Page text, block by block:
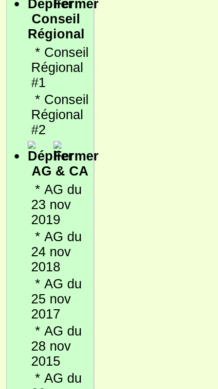
Conseil
Régional
* Conseil
Régional
#1
* Conseil
Régional
#2
AG & CA
* AG du
23 nov
2019
* AG du
24 nov
2018
* AG du
25 nov
2017
* AG du
28 nov
2015
* AG du